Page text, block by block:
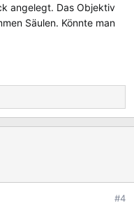
angelegt. Das Objektiv
Säulen. Könnte man
#4